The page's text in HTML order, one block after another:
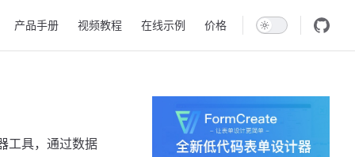
产品手册 视频教程 在线示例 价格
工具，通过数据